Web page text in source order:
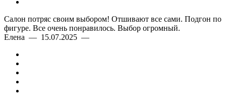
Салон потряс своим выбором! Отшивают все сами. Подгон по
фигуре. Все очень понравилось. Выбор огромный.
Елена — 15.07.2025 —